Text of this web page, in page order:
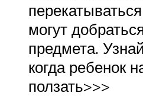
могут
предмета.
когда ребенок
ползать>>>